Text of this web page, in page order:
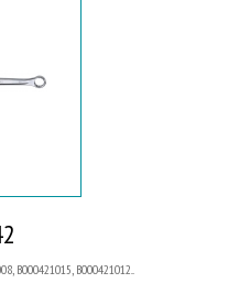
B000421015, B000421012...